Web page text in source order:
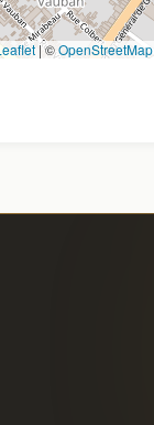
|©OpenStreetMap